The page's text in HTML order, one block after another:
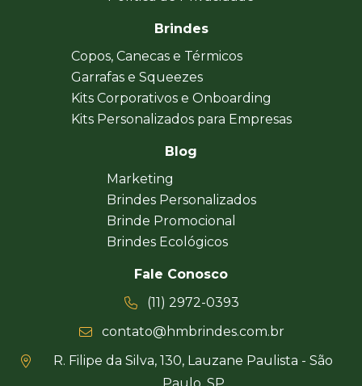
Brindes
Copos, Canecas e Térmicos
Garrafas e Squeezes
Kits Corporativos e Onboarding
Kits Personalizados para Empresas
Blog
Marketing
Brindes Personalizados
Brinde Promocional
Brindes Ecológicos
Fale Conosco
(11) 2972-0393
contato@hmbrindes.com.br
R. Filipe da Silva, 130, Lauzane Paulista - São